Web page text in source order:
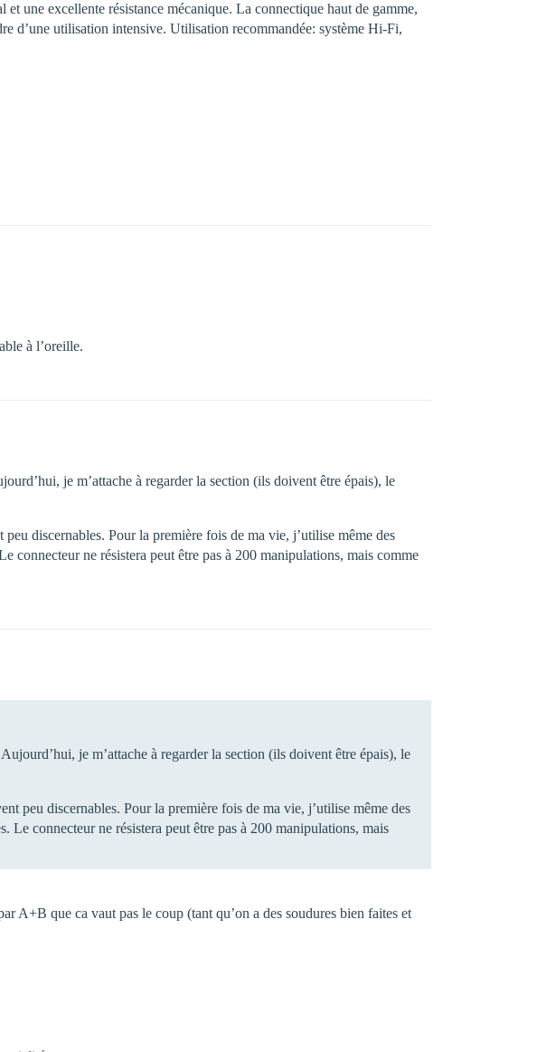
une excellente résistance mécanique. La connectique haut de gamme,
d’une utilisation intensive. Utilisation recommandée: système Hi-Fi,
à l’oreille.
je m’attache à regarder la section (ils doivent être épais), le
discernables. Pour la première fois de ma vie, j’utilise même des
connecteur ne résistera peut être pas à 200 manipulations, mais comme
je m’attache à regarder la section (ils doivent être épais), le
peu discernables. Pour la première fois de ma vie, j’utilise même des
Le connecteur ne résistera peut être pas à 200 manipulations, mais
A+B que ca vaut pas le coup (tant qu’on a des soudures bien faites et